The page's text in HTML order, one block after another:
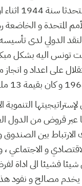
يجدر
المتحدة و
الدولي لدى تأسيسه
على اعداد و
التنموية
قروض من الدول
بين الصندوق
و الاجتماعي ،
فشيئا الى اداة
يخدم مصالح و نفود